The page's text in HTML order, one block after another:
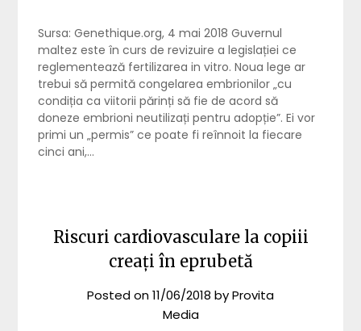
Sursa: Genethique.org, 4 mai 2018 Guvernul
maltez este în curs de revizuire a legislației ce
reglementează fertilizarea in vitro. Noua lege ar
trebui să permită congelarea embrionilor „cu
condiția ca viitorii părinți să fie de acord să
doneze embrioni neutilizați pentru adopție”. Ei vor
primi un „permis” ce poate fi reînnoit la fiecare
cinci ani,…
Riscuri cardiovasculare la copiii
creați în eprubetă
Posted on11/06/2018 byProvita
Media